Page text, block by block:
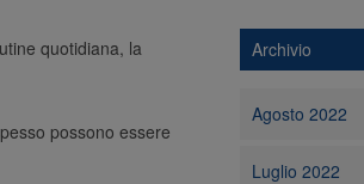
quotidiana, la
possono essere
Archivio
Agosto 2022
Luglio 2022